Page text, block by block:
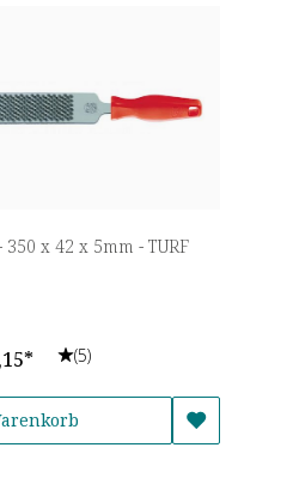
x 42 x 5mm - TURF
(5)